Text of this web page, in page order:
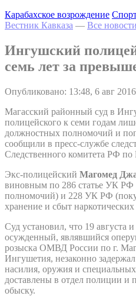
Карабахское возрождение
Вестник Кавказа — Все новости
Ингушский
семь лет за
Опубликовано: 13:48, 6 авг
Магасский районный суд в
полицейского к семи годам
должностных полномочий и
сообщили в пресс-службе
Следственного комитета РФ
Экс-полицейский Магомед
виновным по 286 статье УК
полномочий) и 228 УК РФ
хранение и сбыт
Суд установил, что 19 августа
осужденный, являвшийся
розыска ОМВД России по г.
Ингушетия, незаконно
насилия, оружия и
доставлены в отдел полиции и
обыску.